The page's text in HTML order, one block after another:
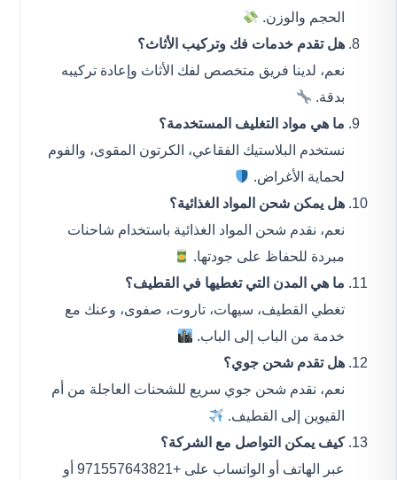
الحجم والوزن.
هل تقدم خدمات فك وتركيب الأثاث؟
نعم، لدينا فريق متخصص لفك الأثاث وإعادة تركيبه
بدقة.
ما هي مواد التغليف المستخدمة؟
نستخدم البلاستيك الفقاعي، الكرتون المقوى، والفوم
لحماية الأغراض.
هل يمكن شحن المواد الغذائية؟
نعم، نقدم شحن المواد الغذائية باستخدام شاحنات
مبردة للحفاظ على جودتها.
ما هي المدن التي تغطيها في القطيف؟
تغطي القطيف، سيهات، تاروت، صفوى، وعنك مع
خدمة من الباب إلى الباب.
هل تقدم شحن جوي؟
نعم، نقدم شحن جوي سريع للشحنات العاجلة من أم
القيوين إلى القطيف.
كيف يمكن التواصل مع الشركة؟
عبر الهاتف أو الواتساب على +971557643821 أو